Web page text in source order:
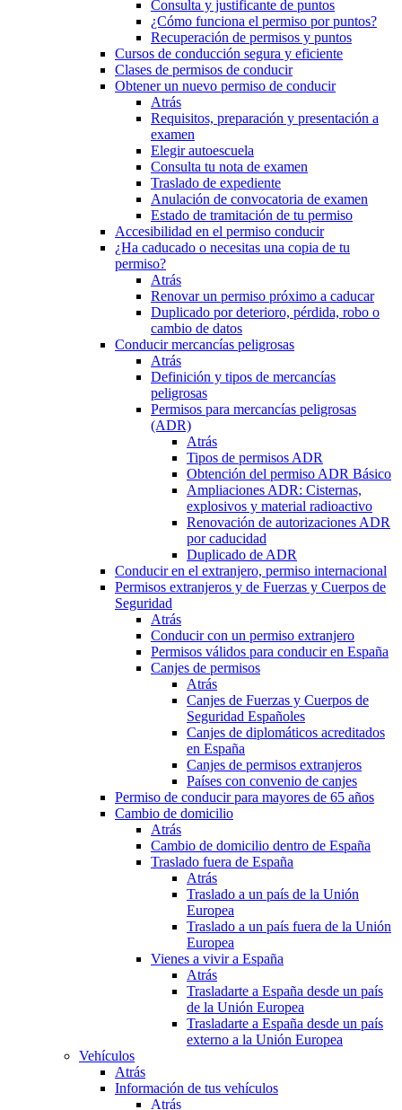
Consulta y justificante de puntos
¿Cómo funciona el permiso por puntos?
Recuperación de permisos y puntos
Cursos de conducción segura y eficiente
Clases de permisos de conducir
Obtener un nuevo permiso de conducir
Atrás
Requisitos, preparación y presentación a
examen
Elegir autoescuela
Consulta tu nota de examen
Traslado de expediente
Anulación de convocatoria de examen
Estado de tramitación de tu permiso
Accesibilidad en el permiso conducir
¿Ha caducado o necesitas una copia de tu
permiso?
Atrás
Renovar un permiso próximo a caducar
Duplicado por deterioro, pérdida, robo o
cambio de datos
Conducir mercancías peligrosas
Atrás
Definición y tipos de mercancías
peligrosas
Permisos para mercancías peligrosas
(ADR)
Atrás
Tipos de permisos ADR
Obtención del permiso ADR Básico
Ampliaciones ADR: Cisternas,
explosivos y material radioactivo
Renovación de autorizaciones ADR
por caducidad
Duplicado de ADR
Conducir en el extranjero, permiso internacional
Permisos extranjeros y de Fuerzas y Cuerpos de
Seguridad
Atrás
Conducir con un permiso extranjero
Permisos válidos para conducir en España
Canjes de permisos
Atrás
Canjes de Fuerzas y Cuerpos de
Seguridad Españoles
Canjes de diplomáticos acreditados
en España
Canjes de permisos extranjeros
Países con convenio de canjes
Permiso de conducir para mayores de 65 años
Cambio de domicilio
Atrás
Cambio de domicilio dentro de España
Traslado fuera de España
Atrás
Traslado a un país de la Unión
Europea
Traslado a un país fuera de la Unión
Europea
Vienes a vivir a España
Atrás
Trasladarte a España desde un país
de la Unión Europea
Trasladarte a España desde un país
externo a la Unión Europea
Vehículos
Atrás
Información de tus vehículos
Atrás